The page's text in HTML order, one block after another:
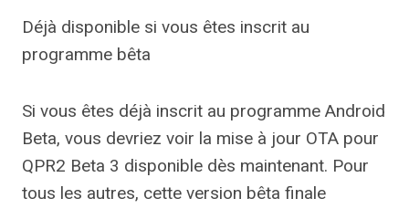
Déjà disponible si vous êtes inscrit au
programme bêta
Si vous êtes déjà inscrit au programme Android
Beta, vous devriez voir la mise à jour OTA pour
QPR2 Beta 3 disponible dès maintenant. Pour
tous les autres, cette version bêta finale